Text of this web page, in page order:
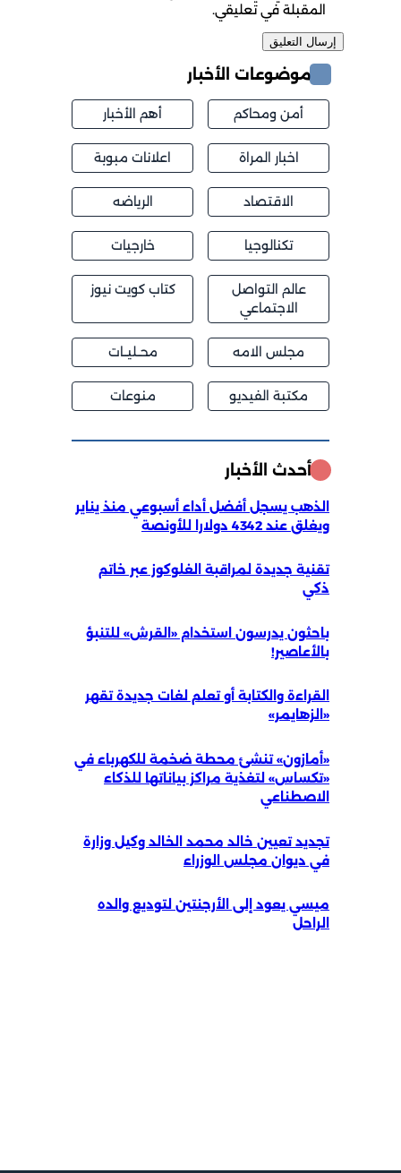
المقبلة في تعليقي.
موضوعات الأخبار
أمن ومحاكم أهم الأخبار
اخبار المراة اعلانات مبوبة
الاقتصاد الرياضه
تكنالوجيا خارجيات
عالم التواصل
الاجتماعي
كتاب كويت نيوز
مجلس الامه محــليــات
مكتبة الفيديو منوعات
أحدث الأخبار
الذهب يسجل أفضل أداء أسبوعي منذ يناير
ويغلق عند 4342 دولارا للأونصة
تقنية جديدة لمراقبة الغلوكوز عبر خاتم
ذكي
باحثون يدرسون استخدام «القرش» للتنبؤ
بالأعاصير!
القراءة والكتابة أو تعلم لغات جديدة تقهر
«الزهايمر»
«أمازون» تنشئ محطة ضخمة للكهرباء في
«تكساس» لتغذية مراكز بياناتها للذكاء
الاصطناعي
تجديد تعيين خالد محمد الخالد وكيل وزارة
في ديوان مجلس الوزراء
ميسي يعود إلى الأرجنتين لتوديع والده
الراحل